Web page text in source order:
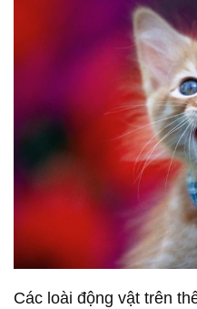
Các loài động vật trên